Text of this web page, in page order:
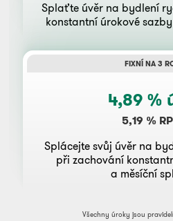
Splaťte úvěr na bydlení
konstantní úrokové
FIXNÍ NA 3
4,89 %
5,19 %
Splácejte svůj úvěr na
při zachování
a měsíční
Všechny úroky jsou